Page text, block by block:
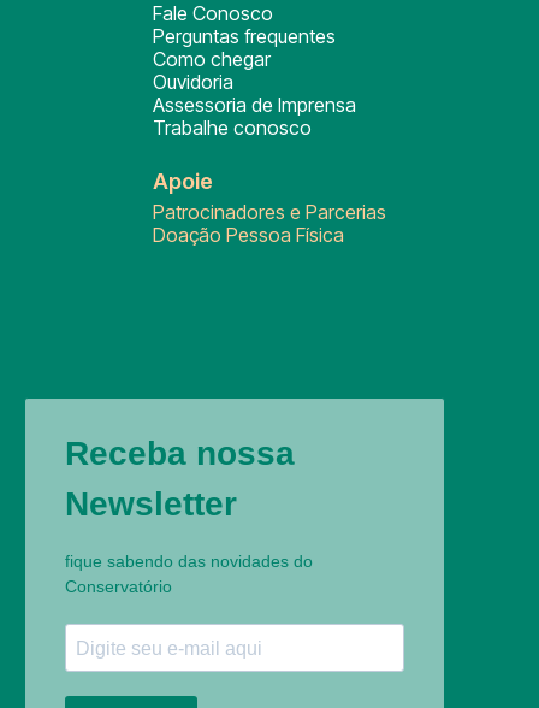
Fale Conosco
Perguntas frequentes
Como chegar
Ouvidoria
Assessoria de Imprensa
Trabalhe conosco
Apoie
Patrocinadores e Parcerias
Doação Pessoa Física